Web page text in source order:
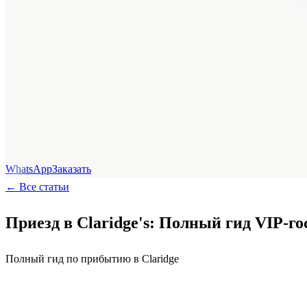
WhatsAppЗаказать
← Все статьи
Приезд в Claridge's: Полный гид VIP-
Полный гид по прибытию в Claridge